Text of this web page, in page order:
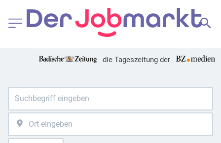
die Tageszeitung der